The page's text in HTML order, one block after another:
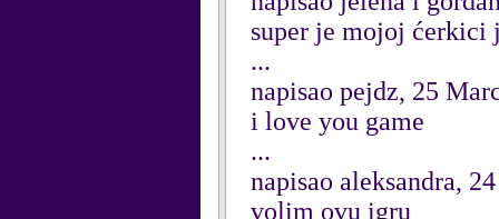
super je mojoj ćerkici
...
napisao pejdz, 25
i love you game
...
napisao aleksandra,
volim ovu igru